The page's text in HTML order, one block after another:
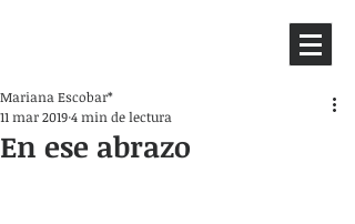
En ese abrazo
Mariana Escobar*
11 mar 20194 min de lectura